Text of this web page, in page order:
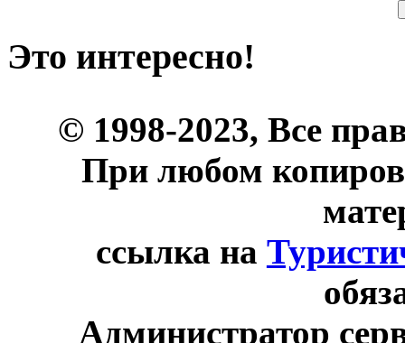
Это интересно!
© 1998-2023, Все
При любом
ссылка на
Администратор